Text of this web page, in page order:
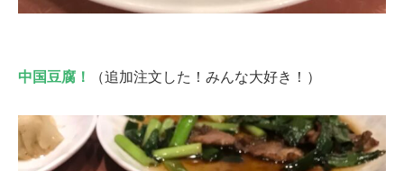
中国豆腐！ （追加注文した！みんな大好き！）